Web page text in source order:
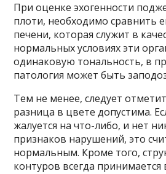
При оценке эхогенности
плоти, необходимо сравнить
печени, которая служит в
нормальных условиях эти
одинаковую тональность, в
патология может быть
Тем не менее, следует
разница в цвете допустима.
жалуется на что-либо, и нет
признаков нарушений, это
нормальным. Кроме того,
контуров всегда